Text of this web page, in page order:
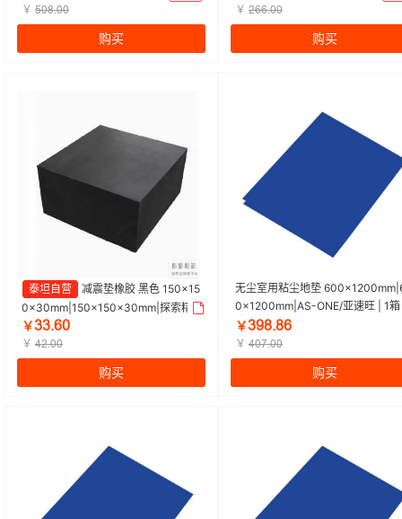
（30页/本，10本/盒）
￥ Ųŕȯšŕŕ
购买
0页/本，10本/盒）
￥ Żąąšŕŕ
购买
泰坦自营
减震垫橡胶 黑色 150×15
0×30mm|150×150×30mm|探索精
选 | 1个
￥ľľšąŕ
￥ țŻšŕŕ
购买
无尘室用粘尘地垫
0×1200mm|AS-ONE/亚速旺 | 1
0层/张×10张)
￥ľūȯšȯą
￥ țŕƞšŕŕ
购买